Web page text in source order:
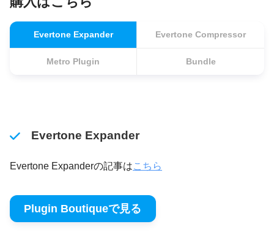
Evertone Expander Evertone Compressor
Metro Plugin Bundle
Evertone Expander
Evertone Expanderの記事はこちら
Plugin Boutiqueで見る